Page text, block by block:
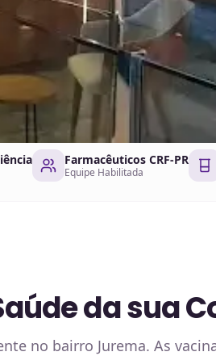
Farmacêuticos CRF-PR
Equipe Habilitada
da sua
no bairro Jurema. As